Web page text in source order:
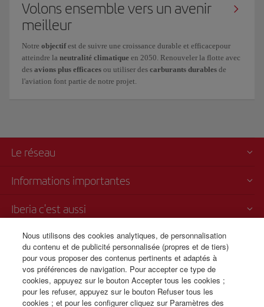
Volons ensemble vers un avenir
meilleur
Notre objectifest de suivre une croissance durable et efficacepour
atteindre la neutralité climatique en 2050. Renouveler la flotte avec
des avions plus efficaces ou utiliser des carburants durables de
l'aviation font partie de notre projet.
Le réseau
Informations importantes
Iberia c'est aussi
Transparence
Vente par téléphone
+32 0 2 585 51 98
Du lundi au dimanche de 09h00 à 20h00 (français). Du lundi au
Nous utilisons des cookies analytiques, de personnalisation
du contenu et de publicité personnalisée (propres et de tiers)
pour vous proposer des contenus pertinents et adaptés à
vos préférences de navigation. Pour accepter ce type de
cookies, appuyez sur le bouton Accepter tous les cookies ;
pour les refuser, appuyez sur le bouton Refuser tous les
cookies ; et pour les configurer cliquez sur Paramètres des